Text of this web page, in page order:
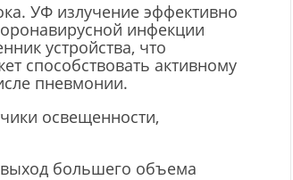
УФ излучение эффективно
инфекции
устройства, что
способствовать активному
пневмонии.
освещенности,
выход большего объема